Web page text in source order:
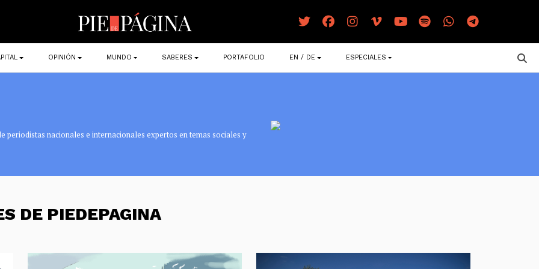
OPINIÓN MUNDO SABERES PORTAFOLIO EN / DE ESPECIALES
nacionales e internacionales expertos en temas sociales y
DE PIEDEPAGINA